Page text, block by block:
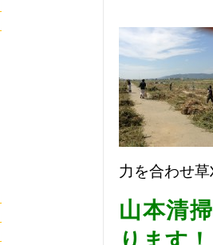
力を合わせ
山本清